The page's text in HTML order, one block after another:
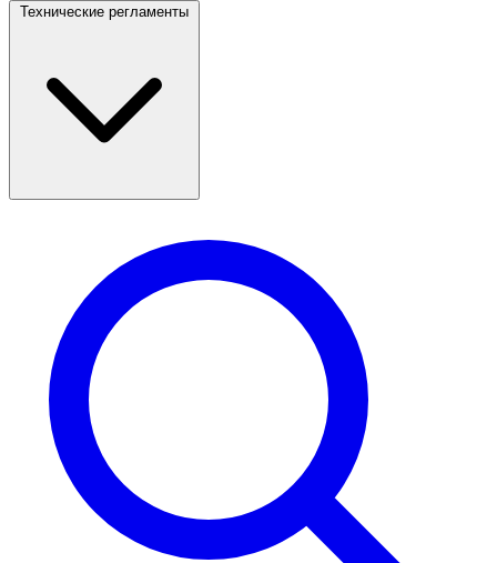
Технические регламенты